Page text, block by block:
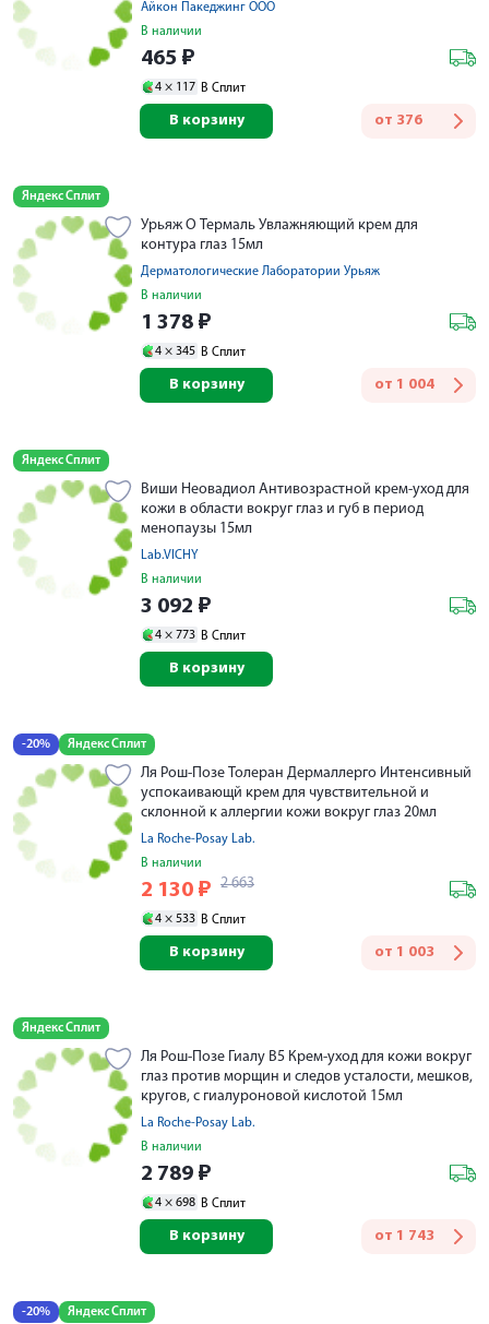
Айкон Пакеджинг ООО
В наличии
465 ₽
4 × 117 В Сплит
от 376
В корзину
Яндекс Сплит
Урьяж О Термаль Увлажняющий крем для
контура глаз 15мл
Дерматологические Лаборатории Урьяж
В наличии
1 378 ₽
4 × 345 В Сплит
от 1 004
В корзину
Яндекс Сплит
Виши Неовадиол Антивозрастной крем-уход для
кожи в области вокруг глаз и губ в период
менопаузы 15мл
Lab.VICHY
В наличии
3 092 ₽
4 × 773 В Сплит
В корзину
-20% Яндекс Сплит
Ля Рош-Позе Толеран Дермаллерго Интенсивный
успокаивающй крем для чувствительной и
склонной к аллергии кожи вокруг глаз 20мл
La Roche-Posay Lab.
В наличии
2 130 ₽ 2 663
4 × 533 В Сплит
от 1 003
В корзину
Яндекс Сплит
Ля Рош-Позе Гиалу В5 Крем-уход для кожи вокруг
глаз против морщин и следов усталости, мешков,
кругов, с гиалуроновой кислотой 15мл
La Roche-Posay Lab.
В наличии
2 789 ₽
4 × 698 В Сплит
от 1 743
В корзину
-20% Яндекс Сплит